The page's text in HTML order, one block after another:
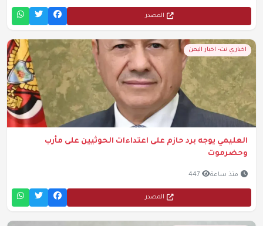
المصدر
اخباري نت- اخبار اليمن
العليمي يوجه برد حازم على اعتداءات الحوثيين على مأرب
وحضرموت
منذ ساعة 447
المصدر